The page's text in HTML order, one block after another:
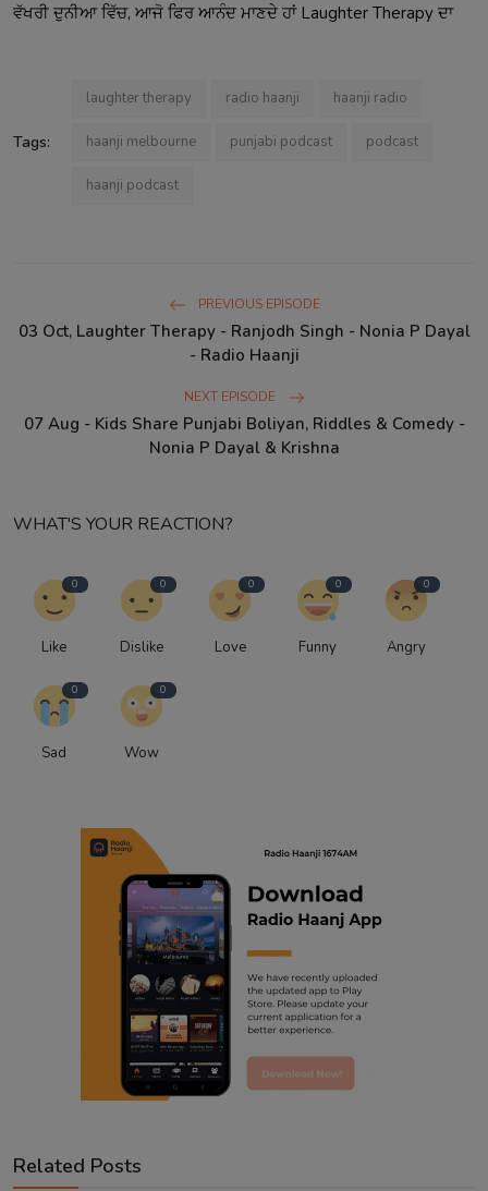
ਵੱਖਰੀ ਦੁਨੀਆ ਵਿੱਚ, ਆਜੋ ਫਿਰ ਆਨੰਦ ਮਾਣਦੇ ਹਾਂ Laughter Therapy ਦਾ
Tags:
laughter therapy radio haanji haanji radio
haanji melbourne punjabi podcast podcast
haanji podcast
PREVIOUS EPISODE
03 Oct, Laughter Therapy - Ranjodh Singh - Nonia P Dayal
- Radio Haanji
NEXT EPISODE
07 Aug - Kids Share Punjabi Boliyan, Riddles & Comedy -
Nonia P Dayal & Krishna
WHAT'S YOUR REACTION?
0
Like
0
Dislike
0
Love
0
Funny
0
Angry
0
Sad
0
Wow
Related Posts